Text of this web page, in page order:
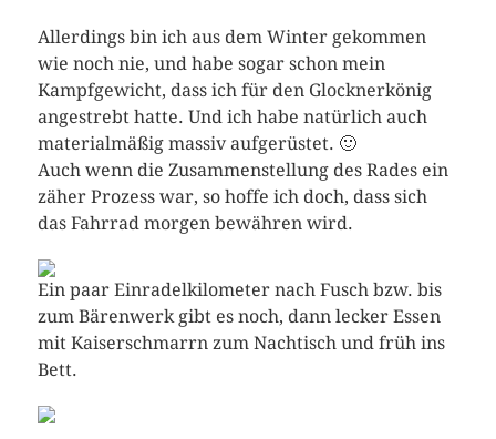
Allerdings bin ich aus dem Winter gekommen
wie noch nie, und habe sogar schon mein
Kampfgewicht, dass ich für den Glocknerkönig
angestrebt hatte. Und ich habe natürlich auch
materialmäßig massiv aufgerüstet. 🙂
Auch wenn die Zusammenstellung des Rades ein
zäher Prozess war, so hoffe ich doch, dass sich
das Fahrrad morgen bewähren wird.
Ein paar Einradelkilometer nach Fusch bzw. bis
zum Bärenwerk gibt es noch, dann lecker Essen
mit Kaiserschmarrn zum Nachtisch und früh ins
Bett.